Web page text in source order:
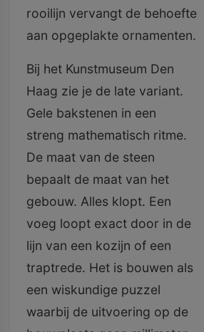
rooilijn vervangt de behoefte
aan opgeplakte ornamenten.
Bij het Kunstmuseum Den
Haag zie je de late variant.
Gele bakstenen in een
streng mathematisch ritme.
De maat van de steen
bepaalt de maat van het
gebouw. Alles klopt. Een
voeg loopt exact door in de
lijn van een kozijn of een
traptrede. Het is bouwen als
een wiskundige puzzel
waarbij de uitvoering op de